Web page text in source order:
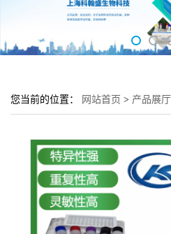
您当前的位置： 网站首页 > 产品展厅